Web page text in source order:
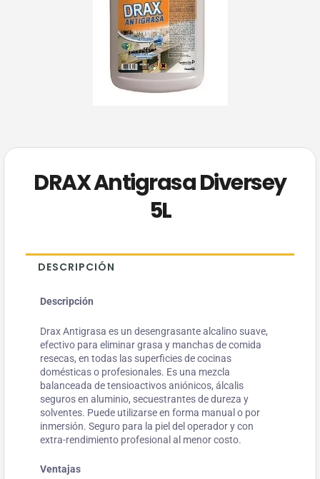
DRAX Antigrasa Diversey
5L
DESCRIPCIÓN
Descripción
Drax Antigrasa es un desengrasante alcalino suave,
efectivo para eliminar grasa y manchas de comida
resecas, en todas las superficies de cocinas
domésticas o profesionales. Es una mezcla
balanceada de tensioactivos aniónicos, álcalis
seguros en aluminio, secuestrantes de dureza y
solventes. Puede utilizarse en forma manual o por
inmersión. Seguro para la piel del operador y con
extra-rendimiento profesional al menor costo.
Ventajas